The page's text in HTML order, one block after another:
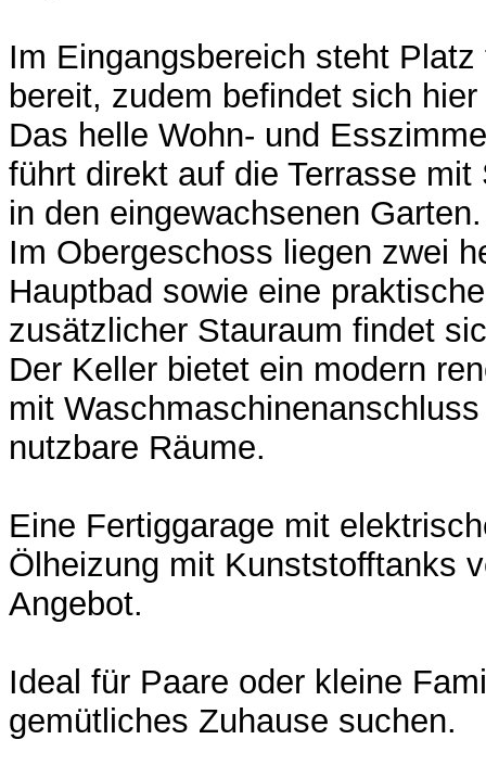
Im Eingangsbereich steht
bereit, zudem befindet sich
Das helle Wohn- und
führt direkt auf die Terrasse
in den eingewachsenen Garten.
Im Obergeschoss liegen zwei
Hauptbad sowie eine
zusätzlicher Stauraum findet
Der Keller bietet ein modern
mit
nutzbare Räume.
Eine Fertiggarage mit
Ölheizung mit Kunststofftanks
Angebot.
Ideal für Paare oder kleine
gemütliches Zuhause suchen.